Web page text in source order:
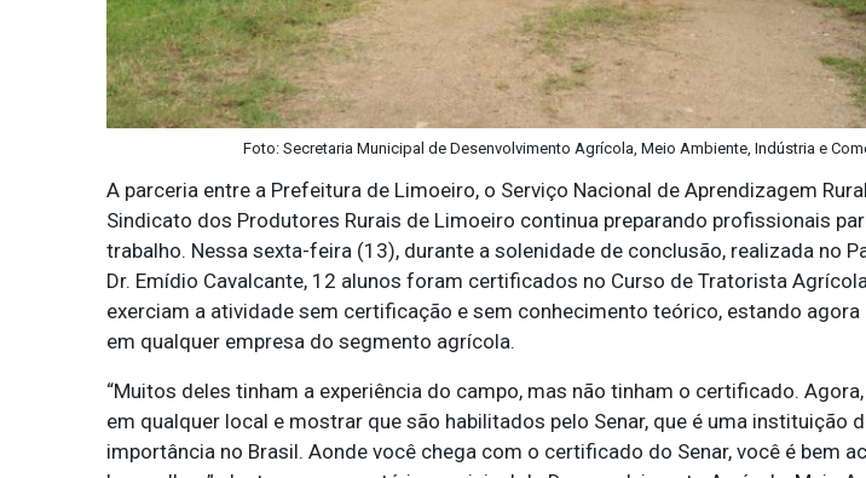
Foto: Secretaria Municipal de Desenvolvimento Agrícola, Meio Ambiente, Indústria e
A parceria entre a Prefeitura de Limoeiro, o Serviço Nacional de Aprendizagem
Sindicato dos Produtores Rurais de Limoeiro continua preparando profissionais
trabalho. Nessa sexta-feira (13), durante a solenidade de conclusão, realizada no
Dr. Emídio Cavalcante, 12 alunos foram certificados no Curso de Tratorista
exerciam a atividade sem certificação e sem conhecimento teórico, estando
em qualquer empresa do segmento agrícola.
“Muitos deles tinham a experiência do campo, mas não tinham o certificado.
em qualquer local e mostrar que são habilitados pelo Senar, que é uma instituição
importância no Brasil. Aonde você chega com o certificado do Senar, você é bem